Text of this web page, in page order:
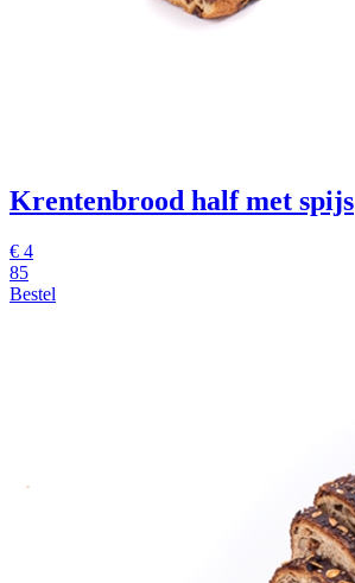
Krentenbrood half met spijs
€ 4
85
Bestel